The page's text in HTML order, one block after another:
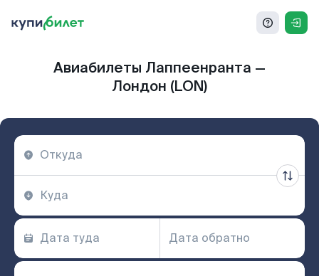
Авиабилеты Лаппеенранта —
Лондон (LON)